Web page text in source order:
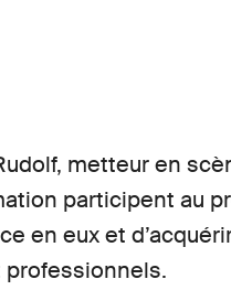
metteur en
participent au
en eux et